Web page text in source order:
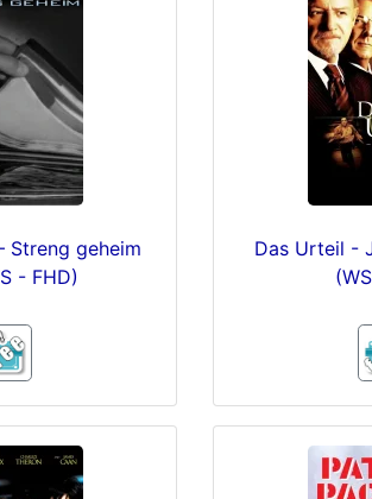
Streng geheim
- FHD)
Das Urteil -